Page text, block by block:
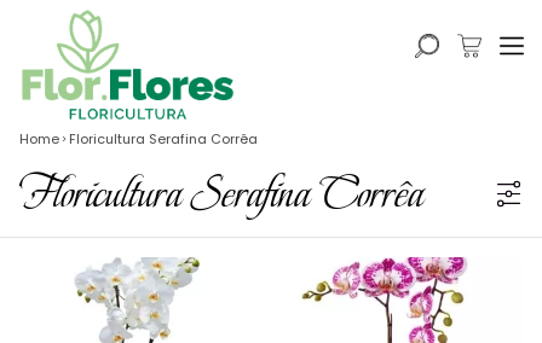
Home Floricultura Serafina Corrêa
Floricultura Serafina Corrêa